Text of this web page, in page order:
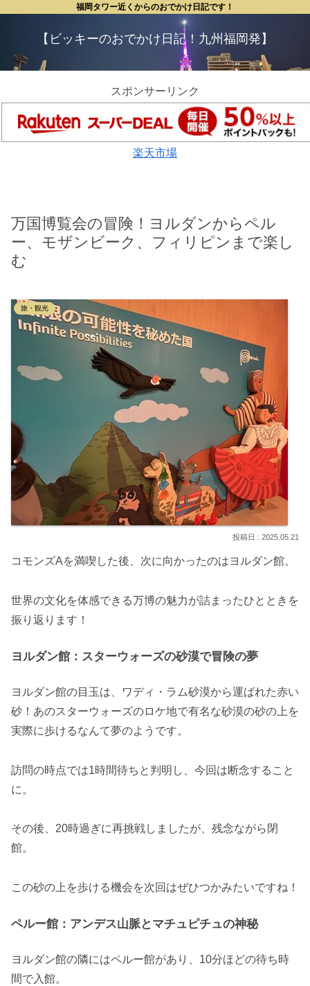
福岡タワー近くからのおでかけ日記です！
【ビッキーのおでかけ日記！九州福岡発】
スポンサーリンク
楽天市場
万国博覧会の冒険！ヨルダンからペル
ー、モザンビーク、フィリピンまで楽し
む
旅・観光
2025.05.21
コモンズAを満喫した後、次に向かったのはヨルダン館。
世界の文化を体感できる万博の魅力が詰まったひとときを
振り返ります！
ヨルダン館：スターウォーズの砂漠で冒険の夢
ヨルダン館の目玉は、ワディ・ラム砂漠から運ばれた赤い
砂！あのスターウォーズのロケ地で有名な砂漠の砂の上を
実際に歩けるなんて夢のようです。
訪問の時点では1時間待ちと判明し、今回は断念すること
に。
その後、20時過ぎに再挑戦しましたが、残念ながら閉
館。
この砂の上を歩ける機会を次回はぜひつかみたいですね！
ペルー館：アンデス山脈とマチュピチュの神秘
ヨルダン館の隣にはペルー館があり、10分ほどの待ち時
間で入館。